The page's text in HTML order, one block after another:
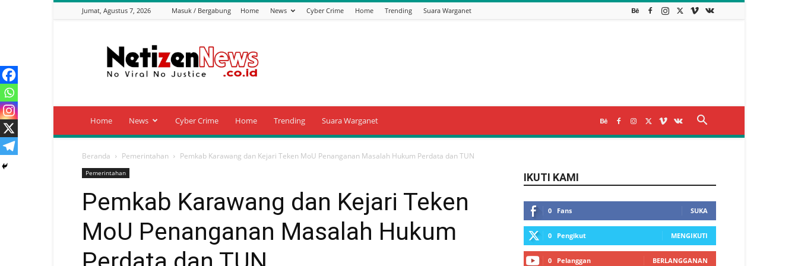
Jumat, Agustus 7, 2026 Masuk / Bergabung Home News Cyber Crime Home Trending Suara Warganet
News
Home News Cyber Crime Home Trending Suara Warganet
Beranda Pemerintahan Pemkab Karawang dan Kejari Teken MoU Penanganan Masalah Hukum Perdata dan TUN
Pemerintahan
Pemkab Karawang dan Kejari Teken
MoU Penanganan Masalah Hukum
IKUTI KAMI
0 Fans SUKA
0 Pengikut MENGIKUTI
0 Pelanggan BERLANGGANAN